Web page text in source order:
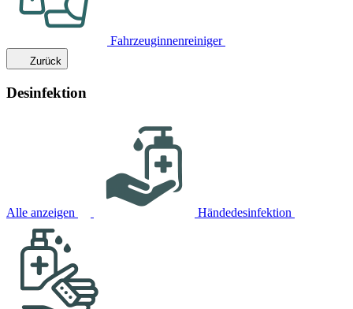
Fahrzeuginnenreiniger
Zurück
Desinfektion
Alle anzeigen Händedesinfektion